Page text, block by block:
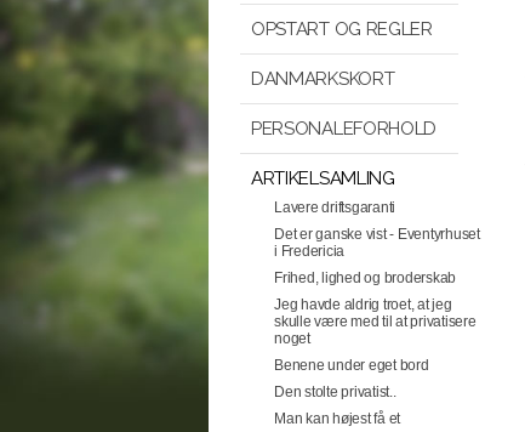
OPSTART OG REGLER
DANMARKSKORT
PERSONALEFORHOLD
ARTIKELSAMLING
Lavere driftsgaranti
Det er ganske vist - Eventyrhuset
i Fredericia
Frihed, lighed og broderskab
Jeg havde aldrig troet, at jeg
skulle være med til at privatisere
noget
Benene under eget bord
Den stolte privatist..
Man kan højest få et